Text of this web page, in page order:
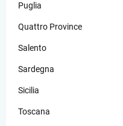
Puglia
Quattro Province
Salento
Sardegna
Sicilia
Toscana